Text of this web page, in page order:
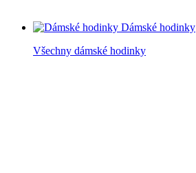
Dámské hodinky
Všechny dámské hodinky